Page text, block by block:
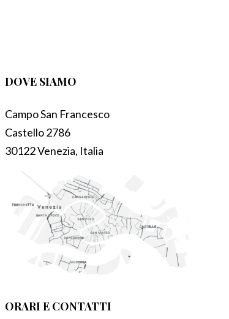
DOVE SIAMO
Campo San Francesco
Castello 2786
30122 Venezia, Italia
ORARI E CONTATTI